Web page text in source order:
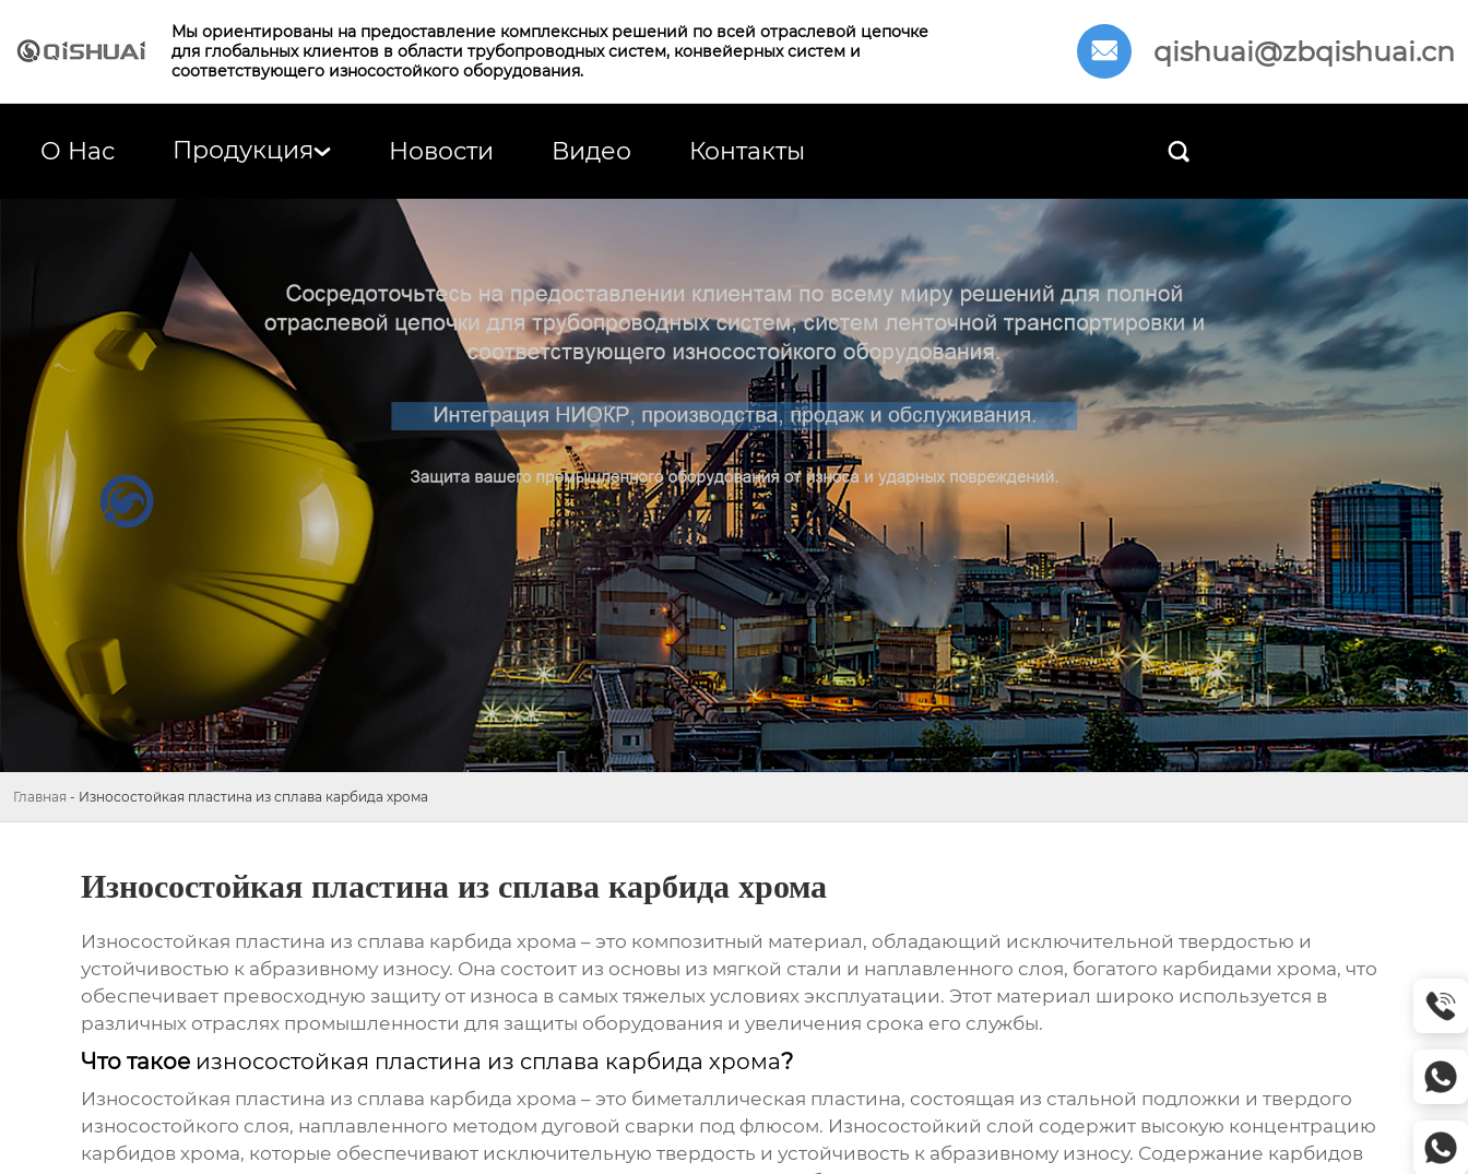
Мы ориентированы на предоставление комплексных решений по всей отраслевой цепочке
для глобальных клиентов в области трубопроводных систем, конвейерных систем и
соответствующего износостойкого оборудования.
 qishuai@zbqishuai.cn
О Нас Продукция Новости Видео Контакты 
Главная - Износостойкая пластина из сплава карбида хрома
Износостойкая пластина из сплава карбида хрома
Износостойкая пластина из сплава карбида хрома – это композитный материал, обладающий исключительной твердостью и
устойчивостью к абразивному износу. Она состоит из основы из мягкой стали и наплавленного слоя, богатого карбидами хрома, что
обеспечивает превосходную защиту от износа в самых тяжелых условиях эксплуатации. Этот материал широко используется в
различных отраслях промышленности для защиты оборудования и увеличения срока его службы.
Что такое износостойкая пластина из сплава карбида хрома?
Износостойкая пластина из сплава карбида хрома – это биметаллическая пластина, состоящая из стальной подложки и твердого
износостойкого слоя, наплавленного методом дуговой сварки под флюсом. Износостойкий слой содержит высокую концентрацию
карбидов хрома, которые обеспечивают исключительную твердость и устойчивость к абразивному износу. Содержание карбидов